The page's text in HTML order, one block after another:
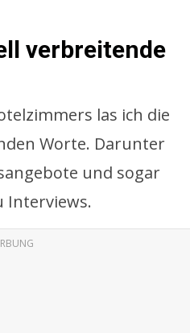
verbreitende
las ich die
Worte. Darunter
und sogar
Interviews.